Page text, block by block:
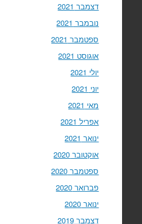
דצמבר 2021
נובמבר 2021
ספטמבר 2021
אוגוסט 2021
יולי 2021
יוני 2021
מאי 2021
אפריל 2021
ינואר 2021
אוקטובר 2020
ספטמבר 2020
פברואר 2020
ינואר 2020
דצמבר 2019